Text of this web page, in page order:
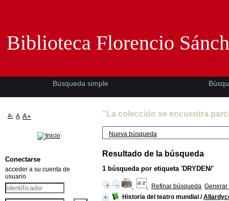
"La colección se encuentra
Nueva búsqueda
Resultado de la búsqueda
1 búsqueda por etiqueta 'DRYDEN/'
Refinar búsqueda Generar
Historia del teatro mundial /
Biblioteca Florencio
Búsqueda simple
A- A A+
Conectarse
acceder a su cuenta de
usuario